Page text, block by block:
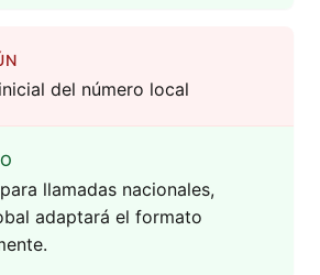
del número local
llamadas nacionales,
adaptará el formato